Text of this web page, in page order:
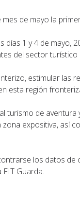
de mayo la
1 y 4 de mayo,
del sector turístico
estimular las
esta región
turismo de
expositiva, así
los datos
Guarda.